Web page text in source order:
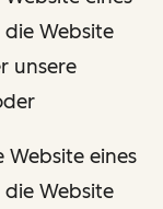
Website
unsere
Website eines
Website